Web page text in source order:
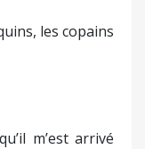
les copains
m’est arrivé